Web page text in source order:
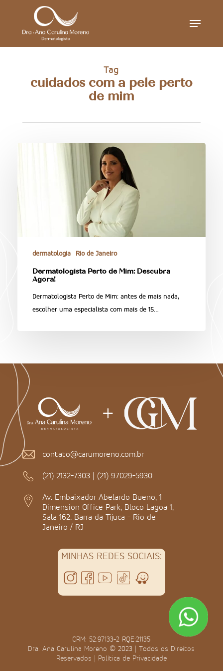
Menu
Tag
cuidados com a pele perto
de mim
dermatologia Rio de Janeiro
Dermatologista Perto de Mim: Descubra
Agora!
Dermatologista Perto de Mim: antes de mais nada,
escolher uma especialista com mais de 15…
contato@carumoreno.com.br
(21) 2132-7303 | (21) 97029-5930
Av. Embaixador Abelardo Bueno, 1
Dimension Office Park, Bloco Lagoa 1,
Sala 162. Barra da Tijuca - Rio de
Janeiro / RJ
MINHAS REDES SOCIAIS:
CRM: 52.97133-2 RQE:21135
Dra. Ana Carulina Moreno © 2023 | Todos os Direitos
Reservados | Política de Privacidade